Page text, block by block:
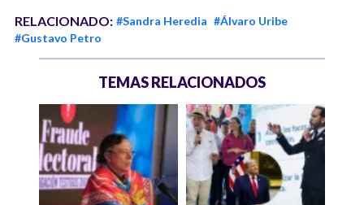
RELACIONADO: #Sandra Heredia #Álvaro Uribe
#Gustavo Petro
TEMAS RELACIONADOS